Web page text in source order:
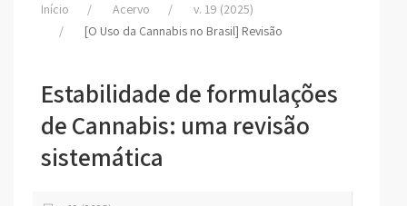
Início Acervo
v. 19 (2025)
[O Uso da Cannabis no Brasil] Revisão
Estabilidade de formulações
de Cannabis: uma revisão
sistemática